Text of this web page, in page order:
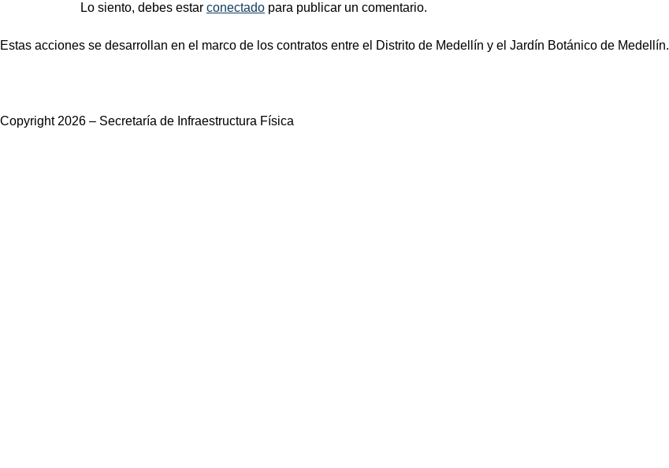
Lo siento, debes estar conectado para publicar un comentario.
Estas acciones se desarrollan en el marco de los contratos entre el Distrito de Medellín y el Jardín Botánico de Medellín.
Copyright 2026 – Secretaría de Infraestructura Física